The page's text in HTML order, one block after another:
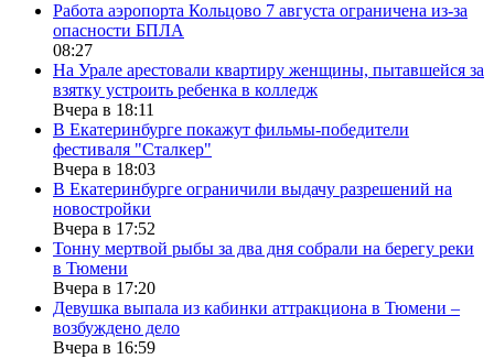
Работа аэропорта Кольцово 7 августа ограничена из-за
опасности БПЛА
08:27
На Урале арестовали квартиру женщины, пытавшейся за
взятку устроить ребенка в колледж
Вчера в 18:11
В Екатеринбурге покажут фильмы-победители
фестиваля "Сталкер"
Вчера в 18:03
В Екатеринбурге ограничили выдачу разрешений на
новостройки
Вчера в 17:52
Тонну мертвой рыбы за два дня собрали на берегу реки
в Тюмени
Вчера в 17:20
Девушка выпала из кабинки аттракциона в Тюмени –
возбуждено дело
Вчера в 16:59